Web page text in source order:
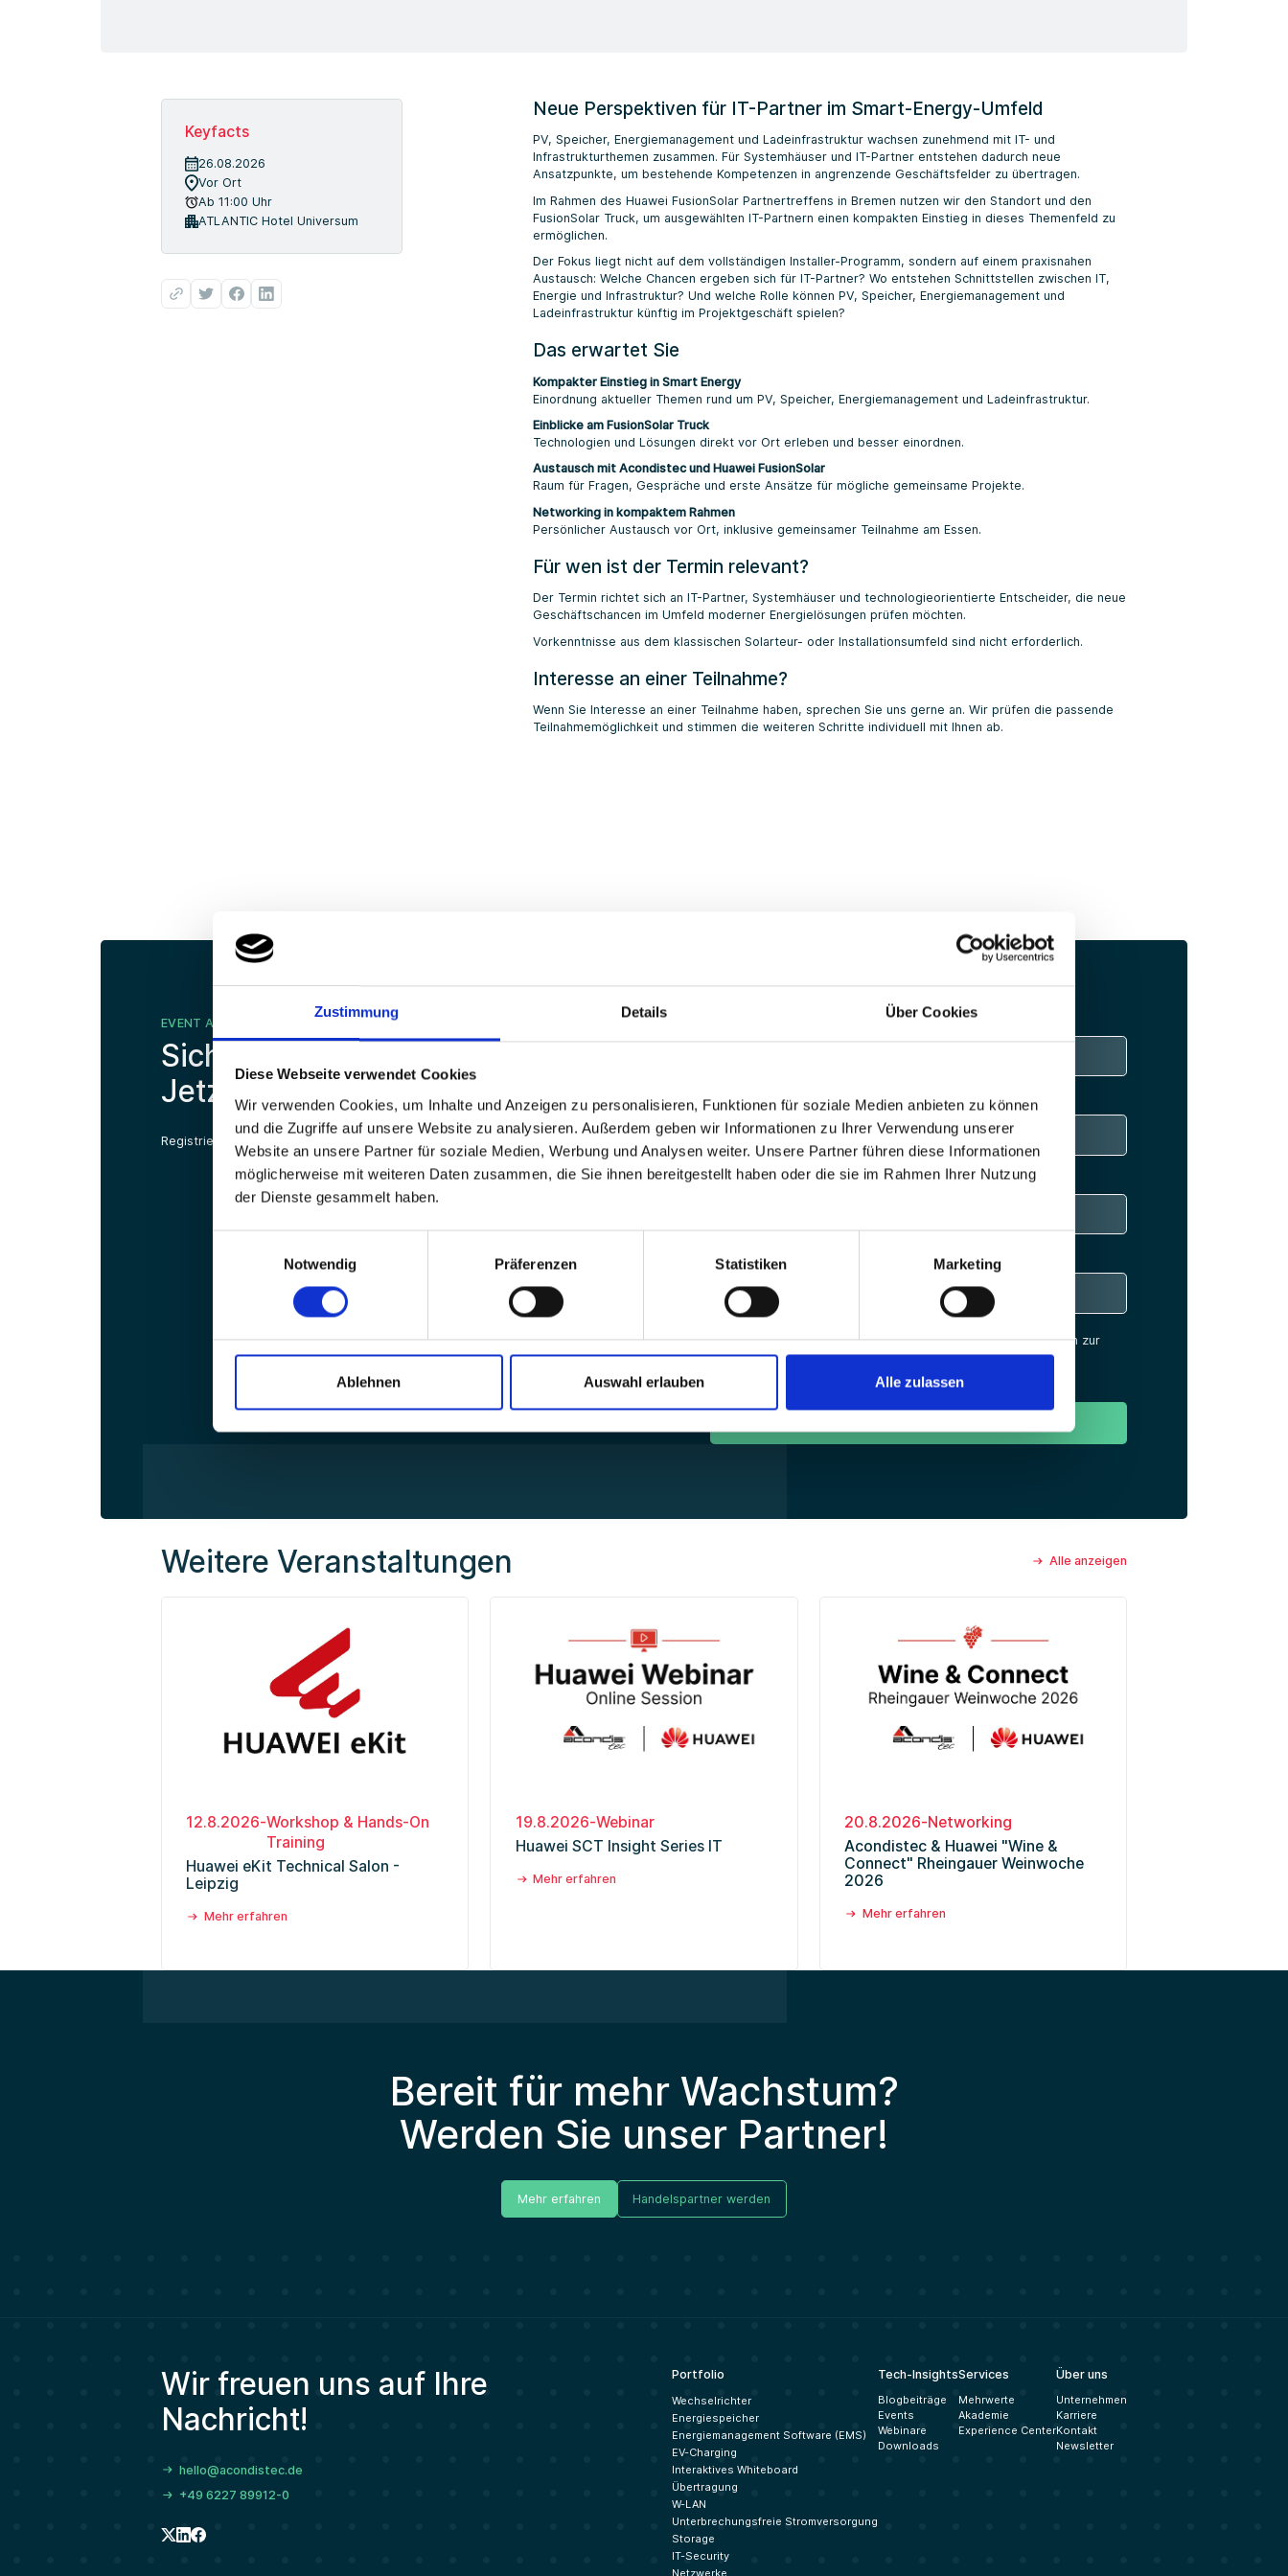
Zustimmung Details Über Cookies
Diese Webseite verwendet Cookies
Wir verwenden Cookies, um Inhalte und Anzeigen zu personalisieren, Funktionen für soziale Medien anbieten zu können
und die Zugriffe auf unsere Website zu analysieren. Außerdem geben wir Informationen zu Ihrer Verwendung unserer
Website an unsere Partner für soziale Medien, Werbung und Analysen weiter. Unsere Partner führen diese Informationen
möglicherweise mit weiteren Daten zusammen, die Sie ihnen bereitgestellt haben oder die sie im Rahmen Ihrer Nutzung
der Dienste gesammelt haben.
Notwendig
Präferenzen Statistiken Marketing
Ablehnen Auswahl erlauben Alle zulassen
Keyfacts
26.08.2026
Vor Ort
Ab 11:00 Uhr
ATLANTIC Hotel Universum
Neue Perspektiven für IT-Partner im Smart-Energy-Umfeld
PV, Speicher, Energiemanagement und Ladeinfrastruktur wachsen zunehmend mit IT- und
Infrastrukturthemen zusammen. Für Systemhäuser und IT-Partner entstehen dadurch neue
Ansatzpunkte, um bestehende Kompetenzen in angrenzende Geschäftsfelder zu übertragen.
Im Rahmen des Huawei FusionSolar Partnertreffens in Bremen nutzen wir den Standort und den
FusionSolar Truck, um ausgewählten IT-Partnern einen kompakten Einstieg in dieses Themenfeld zu
ermöglichen.
Der Fokus liegt nicht auf dem vollständigen Installer-Programm, sondern auf einem praxisnahen
Austausch: Welche Chancen ergeben sich für IT-Partner? Wo entstehen Schnittstellen zwischen IT,
Energie und Infrastruktur? Und welche Rolle können PV, Speicher, Energiemanagement und
Ladeinfrastruktur künftig im Projektgeschäft spielen?
Das erwartet Sie
Kompakter Einstieg in Smart Energy
Einordnung aktueller Themen rund um PV, Speicher, Energiemanagement und Ladeinfrastruktur.
Einblicke am FusionSolar Truck
Technologien und Lösungen direkt vor Ort erleben und besser einordnen.
Austausch mit Acondistec und Huawei FusionSolar
Raum für Fragen, Gespräche und erste Ansätze für mögliche gemeinsame Projekte.
Networking in kompaktem Rahmen
Persönlicher Austausch vor Ort, inklusive gemeinsamer Teilnahme am Essen.
Für wen ist der Termin relevant?
Der Termin richtet sich an IT-Partner, Systemhäuser und technologieorientierte Entscheider, die neue
Geschäftschancen im Umfeld moderner Energielösungen prüfen möchten.
Vorkenntnisse aus dem klassischen Solarteur- oder Installationsumfeld sind nicht erforderlich.
Interesse an einer Teilnahme?
Wenn Sie Interesse an einer Teilnahme haben, sprechen Sie uns gerne an. Wir prüfen die passende
Teilnahmemöglichkeit und stimmen die weiteren Schritte individuell mit Ihnen ab.
EVENT ANMELDUNG
Sichern Sie sich Ihren Platz:
Jetzt anmelden.
Registrieren Sie sich hier schnell und unkompliziert.
E-Mail Adresse
Telefonnummer
Unternehmen
Ich bin damit einverstanden, dass Acondistec meine Daten zur
Bearbeitung meiner Anmeldung verwendet. Ich habe die
Datenschutzbestimmungen zur Kenntnis genommen.
Weitere Veranstaltungen Alle anzeigen
12.8.2026-Workshop & Hands-On
Training
Huawei eKit Technical Salon -
Leipzig
Mehr erfahren
19.8.2026-Webinar
Huawei SCT Insight Series IT
Mehr erfahren
20.8.2026-Networking
Acondistec & Huawei "Wine &
Connect" Rheingauer Weinwoche
2026
Mehr erfahren
Bereit für mehr Wachstum?
Werden Sie unser Partner!
Mehr erfahren Handelspartner werden
Wir freuen uns auf Ihre
Nachricht!
hello@acondistec.de
+49 6227 89912-0
Portfolio
Wechselrichter
Energiespeicher
Energiemanagement Software (EMS)
EV-Charging
Interaktives Whiteboard
Übertragung
W-LAN
Unterbrechungsfreie Stromversorgung
Storage
IT-Security
Tech-Insights
Blogbeiträge
Events
Webinare
Downloads
Services
Mehrwerte
Akademie
Experience Center
Über uns
Unternehmen
Karriere
Kontakt
Newsletter